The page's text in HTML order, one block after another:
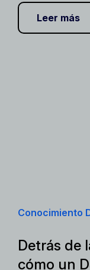
Leer más
Conocimiento
Detrás de
cómo un